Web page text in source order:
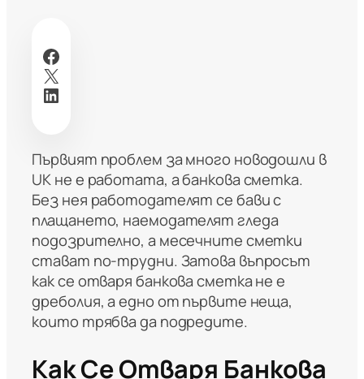
Facebook
X
LinkedIn
Първият проблем за много новодошли в
UK не е работата, а банкова сметка.
Без нея работодателят се бави с
плащането, наемодателят гледа
подозрително, а месечните сметки
стават по-трудни. Затова въпросът
как се отваря банкова сметка не е
дреболия, а едно от първите неща,
които трябва да подредите.
Как Се Отваря Банкова